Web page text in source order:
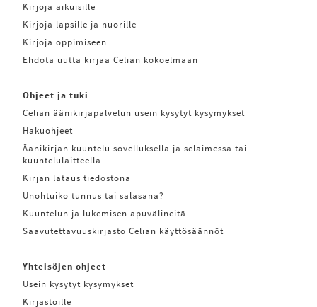
Kirjoja aikuisille
Kirjoja lapsille ja nuorille
Kirjoja oppimiseen
Ehdota uutta kirjaa Celian kokoelmaan
Ohjeet ja tuki
Celian äänikirjapalvelun usein kysytyt kysymykset
Hakuohjeet
Äänikirjan kuuntelu sovelluksella ja selaimessa tai
kuuntelulaitteella
Kirjan lataus tiedostona
Unohtuiko tunnus tai salasana?
Kuuntelun ja lukemisen apuvälineitä
Saavutettavuuskirjasto Celian käyttösäännöt
Yhteisöjen ohjeet
Usein kysytyt kysymykset
Kirjastoille